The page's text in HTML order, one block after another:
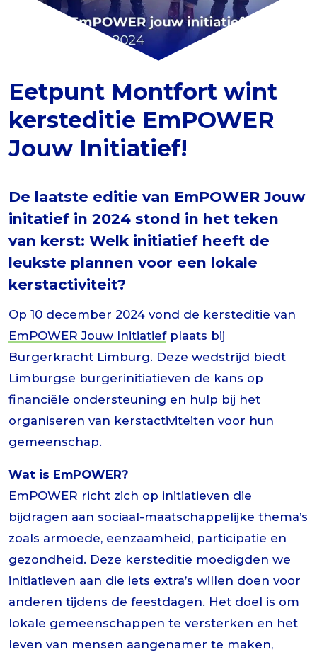
Eetpunt Montfort wint
kersteditie EmPOWER
Jouw Initiatief!
De laatste editie van EmPOWER Jouw
initatief in 2024 stond in het teken
van kerst: Welk initiatief heeft de
leukste plannen voor een lokale
kerstactiviteit?
Op 10 december 2024 vond de kersteditie van
EmPOWER Jouw Initiatiefplaats bij
Burgerkracht Limburg. Deze wedstrijd biedt
Limburgse burgerinitiatieven de kans op
financiële ondersteuning en hulp bij het
organiseren van kerstactiviteiten voor hun
gemeenschap.
Wat is EmPOWER?
EmPOWER richt zich op initiatieven die
bijdragen aan sociaal-maatschappelijke thema’s
zoals armoede, eenzaamheid, participatie en
gezondheid. Deze kersteditie moedigden we
initiatieven aan die iets extra’s willen doen voor
anderen tijdens de feestdagen. Het doel is om
lokale gemeenschappen te versterken en het
leven van mensen aangenamer te maken,